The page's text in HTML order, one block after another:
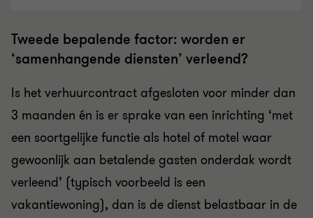
Tweede bepalende factor: worden er
‘samenhangende diensten’ verleend?
Is het verhuurcontract afgesloten voor minder dan
3 maanden én is er sprake van een inrichting ‘met
een soortgelijke functie als hotel of motel waar
gewoonlijk aan betalende gasten onderdak wordt
verleend’ (typisch voorbeeld is een
vakantiewoning), dan is de dienst belastbaar in de